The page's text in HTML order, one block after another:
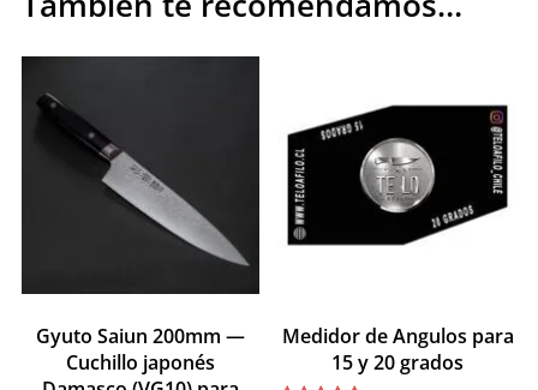
Gyuto Saiun 200mm —
Cuchillo japonés
Medidor de Angulos para
15 y 20 grados